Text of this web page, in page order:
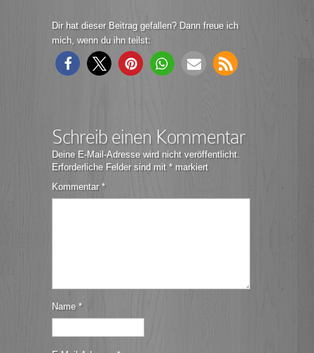
Dir hat dieser Beitrag gefallen? Dann freue ich
mich, wenn du ihn teilst:
Schreib einen Kommentar
Deine E-Mail-Adresse wird nicht veröffentlicht.
Erforderliche Felder sind mit * markiert
Kommentar*
Name *